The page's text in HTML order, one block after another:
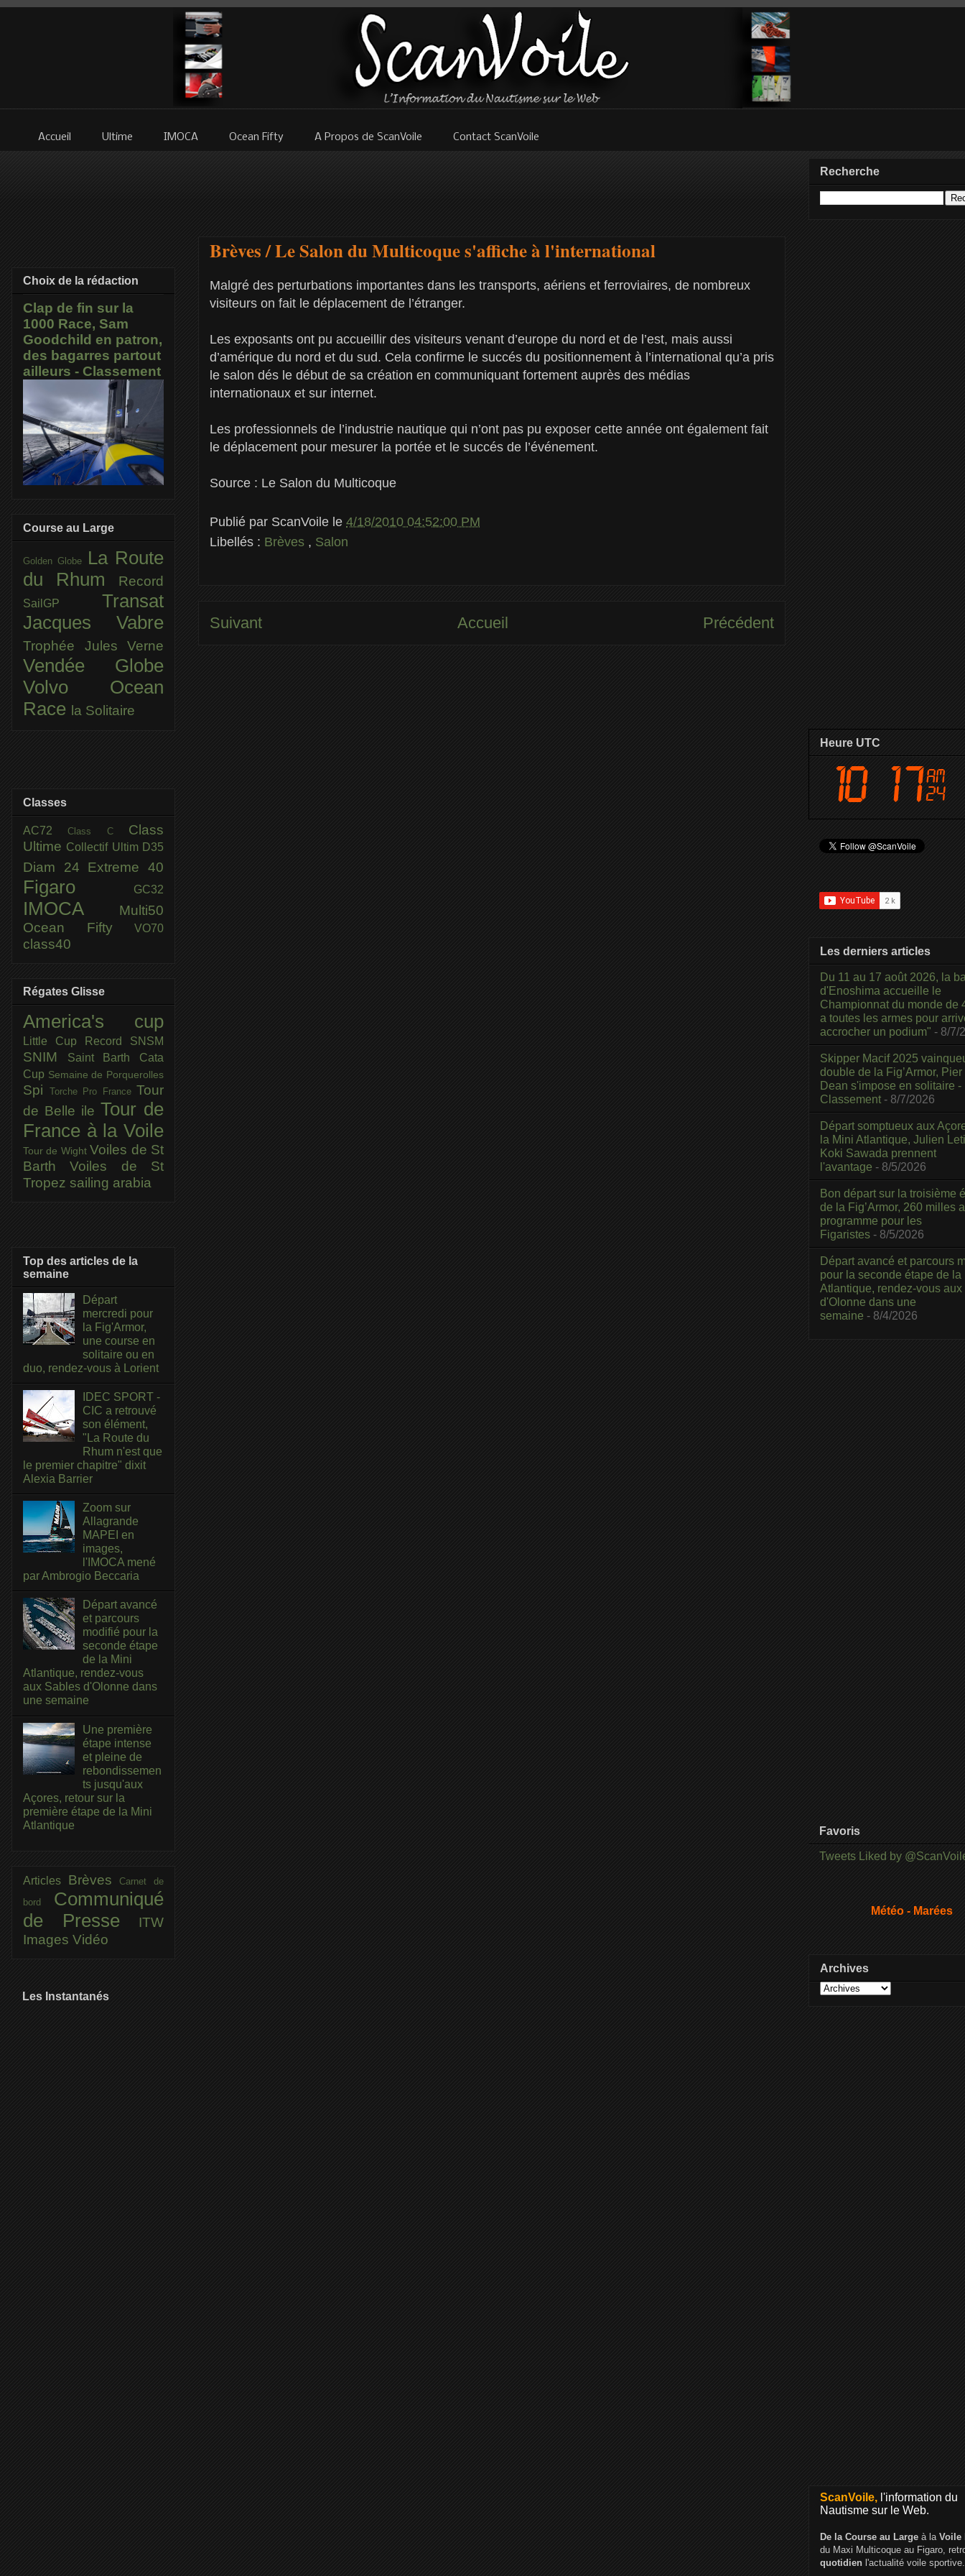
Accueil Ultime IMOCA Ocean Fifty A Propos de ScanVoile Contact ScanVoile
Brèves / Le Salon du Multicoque s'affiche à l'international
Malgré des perturbations importantes dans les transports, aériens et ferroviaires, de nombreux
visiteurs on fait le déplacement de l’étranger.
Les exposants ont pu accueillir des visiteurs venant d’europe du nord et de l’est, mais aussi
d’amérique du nord et du sud. Cela confirme le succés du positionnement à l’international qu’a pris
le salon dés le début de sa création en communiquant fortement auprès des médias
internationaux et sur internet.
Les professionnels de l’industrie nautique qui n’ont pas pu exposer cette année ont également fait
le déplacement pour mesurer la portée et le succés de l’événement.
Source : Le Salon du Multicoque
Publié par ScanVoile le 4/18/2010 04:52:00 PM
Libellés : Brèves , Salon
Suivant Précédent
Accueil
Choix de la rédaction
Clap de fin sur la
1000 Race, Sam
Goodchild en patron,
des bagarres partout
ailleurs - Classement
Course au Large
Golden Globe
La Route
du Rhum
Record
SailGP Transat
Jacques Vabre
Trophée Jules Verne
Vendée Globe
Volvo Ocean
Race la Solitaire
Classes
AC72Class C Class
Ultime Collectif Ultim D35
Diam 24 Extreme 40
Figaro GC32
IMOCA
Multi50
Ocean Fifty
VO70
class40
Régates Glisse
America's cup
Little Cup Record SNSM
SNIM
Saint Barth Cata
Cup Semaine de Porquerolles
Spi Torche Pro France Tour
de Belle ile Tour de
France à la Voile
Tour de Wight Voiles de St
BarthVoiles de St
Tropez sailing arabia
Top des articles de la
semaine
Départ
mercredi pour
la Fig'Armor,
une course en
solitaire ou en
duo, rendez-vous à Lorient
IDEC SPORT -
CIC a retrouvé
son élément,
"La Route du
Rhum n'est que
le premier chapitre" dixit
Alexia Barrier
Zoom sur
Allagrande
MAPEI en
images,
l'IMOCA mené
par Ambrogio Beccaria
Départ avancé
et parcours
modifié pour la
seconde étape
de la Mini
Atlantique, rendez-vous
aux Sables d'Olonne dans
une semaine
Une première
étape intense
et pleine de
rebondissemen
ts jusqu'aux
Açores, retour sur la
première étape de la Mini
Atlantique
Articles BrèvesCarnet de
bord Communiqué
de Presse
ITW
Images Vidéo
Les Instantanés
Recherche
Heure UTC
Les derniers articles
Du 11 au 17 août 2026, la
d'Enoshima accueille le
Championnat du monde de
a toutes les armes pour
accrocher un podium" - 8/7/
Skipper Macif 2025
double de la Fig’Armor,
Dean s'impose en solitaire -
Classement - 8/7/2026
Départ somptueux aux
la Mini Atlantique, Julien
Koki Sawada prennent
l'avantage - 8/5/2026
Bon départ sur la troisième
de la Fig’Armor, 260 milles
programme pour les
Figaristes - 8/5/2026
Départ avancé et parcours
pour la seconde étape de la
Atlantique, rendez-vous
d'Olonne dans une
semaine - 8/4/2026
Favoris
Tweets Liked by
Météo - Marées
Archives
ScanVoile, l'information du
Nautisme sur le Web.
De la Course au Large à la Voile
du Maxi Multicoque au Figaro,
quotidien l'actualité voile sportive.